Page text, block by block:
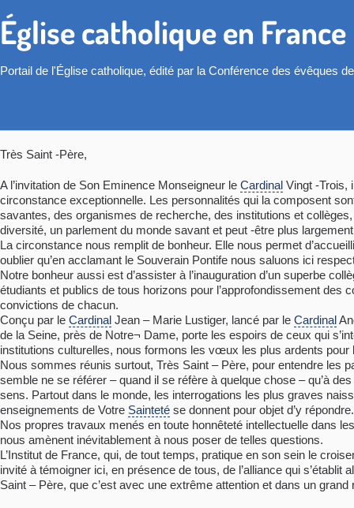
Église catholique en France
Portail de l'Église catholique, édité par la Conférence des évêques
Très Saint -Père,
A l’invitation de Son Eminence Monseigneur le Cardinal Vingt -Trois,
circonstance exceptionnelle. Les personnalités qui la composent
savantes, des organismes de recherche, des institutions et
diversité, un parlement du monde savant et peut -être plus
La circonstance nous remplit de bonheur. Elle nous permet
oublier qu’en acclamant le Souverain Pontife nous saluons ici
Notre bonheur aussi est d’assister à l’inauguration d’un superbe
étudiants et publics de tous horizons pour l’approfondissement
convictions de chacun.
Conçu par le Cardinal Jean – Marie Lustiger, lancé par le Cardinal
de la Seine, près de Notre¬ Dame, porte les espoirs de ceux qui
institutions culturelles, nous formons les vœux les plus ardents
Nous sommes réunis surtout, Très Saint – Père, pour entendre les
semble ne se référer – quand il se réfère à quelque chose – qu’à
sens. Partout dans le monde, les interrogations les plus graves
enseignements de Votre Sainteté se donnent pour objet d’y
Nos propres travaux menés en toute honnêteté intellectuelle dans
nous amènent inévitablement à nous poser de telles questions.
L’Institut de France, qui, de tout temps, pratique en son sein le
invité à témoigner ici, en présence de tous, de l’alliance qui
Saint – Père, que c’est avec une extrême attention et dans un